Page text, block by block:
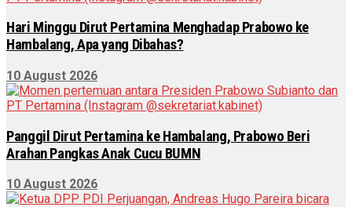
Hari Minggu Dirut Pertamina Menghadap Prabowo ke
Hambalang, Apa yang Dibahas?
10 August 2026
Panggil Dirut Pertamina ke Hambalang, Prabowo Beri
Arahan Pangkas Anak Cucu BUMN
10 August 2026